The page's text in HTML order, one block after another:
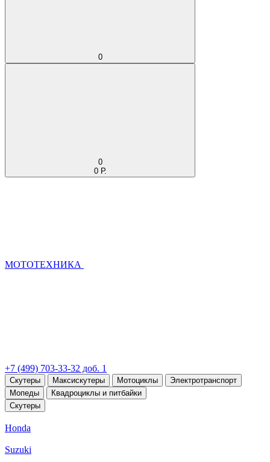
0
0
0 Р.
МОТОТЕХНИКА
+7 (499) 703-33-32 доб. 1
Скутеры Максискутеры Мотоциклы
Электротранспорт
Мопеды
Квадроциклы и питбайки
Скутеры
Honda
Suzuki